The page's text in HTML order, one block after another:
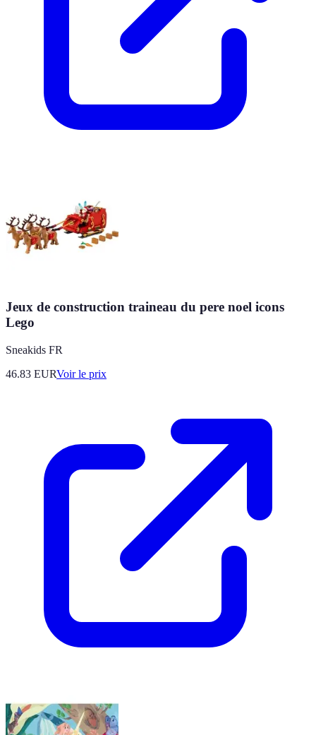
Jeux de construction traineau du pere noel icons
Lego
Sneakids FR
46.83 EURVoir le prix